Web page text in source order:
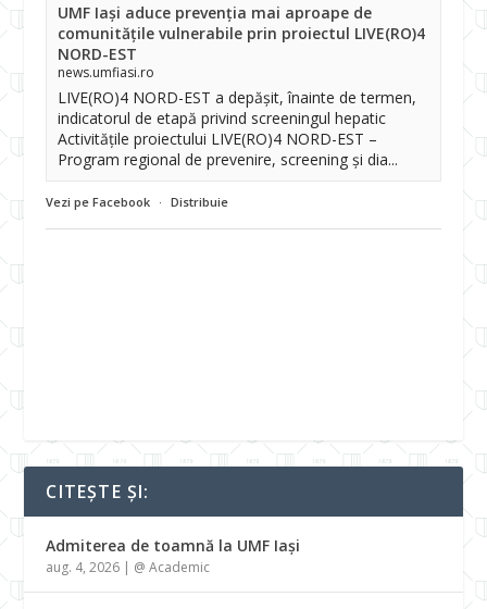
UMF Iași aduce prevenția mai aproape de
comunitățile vulnerabile prin proiectul LIVE(RO)4
NORD-EST
news.umfiasi.ro
LIVE(RO)4 NORD-EST a depășit, înainte de termen,
indicatorul de etapă privind screeningul hepatic
Activitățile proiectului LIVE(RO)4 NORD-EST –
Program regional de prevenire, screening și dia...
Vezi pe Facebook · Distribuie
CITEȘTE ȘI:
Admiterea de toamnă la UMF Iași
aug. 4, 2026 | @ Academic